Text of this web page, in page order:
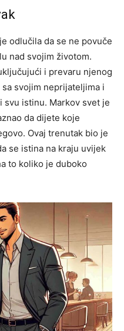
odlučila da se ne povuče
nad svojim životom.
i prevaru njenog
svojim neprijateljima i
istinu. Markov svet je
da dijete koje
Ovaj trenutak bio je
se istina na kraju uvijek
to koliko je duboko